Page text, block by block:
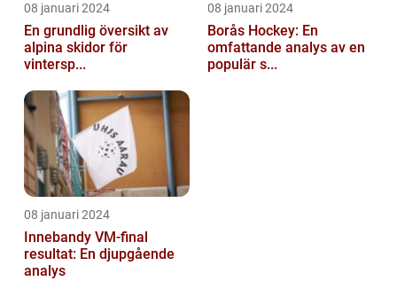
08 januari 2024
En grundlig översikt av
alpina skidor för
vintersp...
08 januari 2024
Borås Hockey: En
omfattande analys av en
populär s...
08 januari 2024
Innebandy VM-final
resultat: En djupgående
analys